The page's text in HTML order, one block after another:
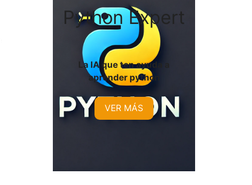
Python Expert
La IA que ten ayuda a
aprender python
VER MÁS